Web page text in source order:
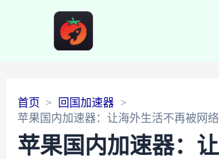
首页
回国加速器
苹果国内加速器：让海外生活不再被网
苹果国内加速器：